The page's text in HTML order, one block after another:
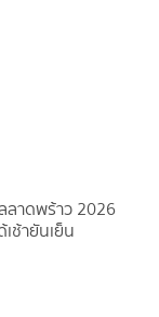
ลาดพร้าว 2026
ช้ายันเย็น